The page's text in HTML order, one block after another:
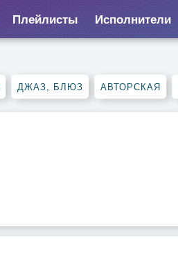
Плейлисты Исполнители
ДЖАЗ, БЛЮЗ АВТОРСКАЯ